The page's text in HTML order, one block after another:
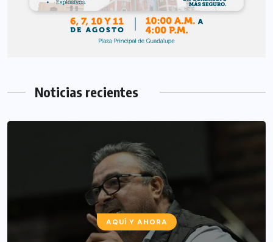
Noticias recientes
AQUÍ Y AHORA